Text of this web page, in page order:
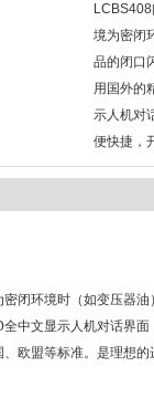
境为密闭
品的闭口
用国外的
示人机对
便快捷，
密闭环境时（如变压器
中文显示人机对话界面
欧盟等标准。是理想